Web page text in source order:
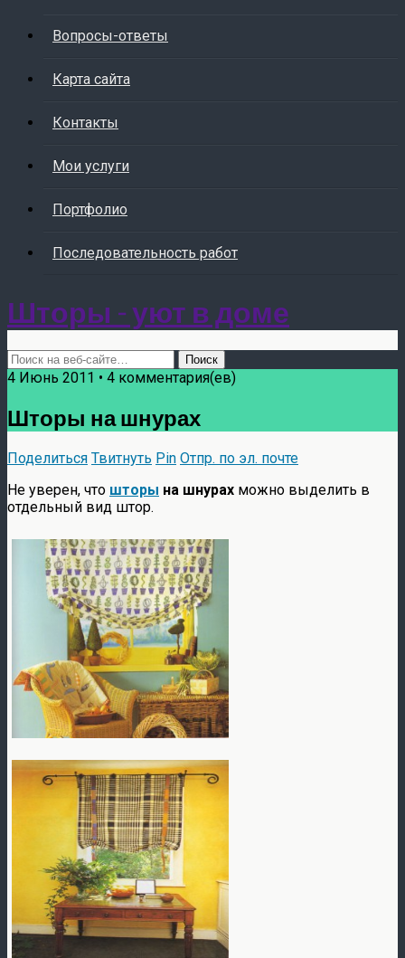
Вопросы-ответы
Карта сайта
Контакты
Мои услуги
Портфолио
Последовательность работ
Шторы - уют в доме
4 Июнь 2011 • 4 комментария(ев)
Шторы на шнурах
Поделиться Твитнуть Pin Отпр. по эл. почте
Не уверен, что шторы на шнурах можно выделить в
отдельный вид штор.